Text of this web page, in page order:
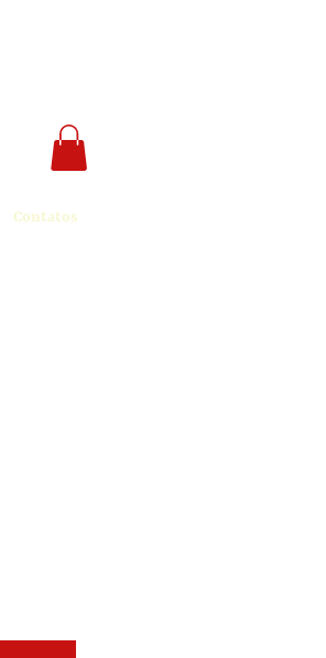
Contatos